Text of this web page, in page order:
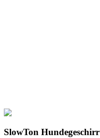
SlowTon Hundegeschirr